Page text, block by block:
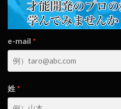
e-mail
姓